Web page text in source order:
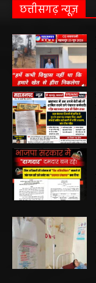
छत्तीसगढ़ न्यूज़